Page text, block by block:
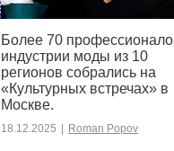
Более 70
индустрии моды из 10
регионов собрались на
«Культурных встречах» в
Москве.
18.12.2025 Roman Popov